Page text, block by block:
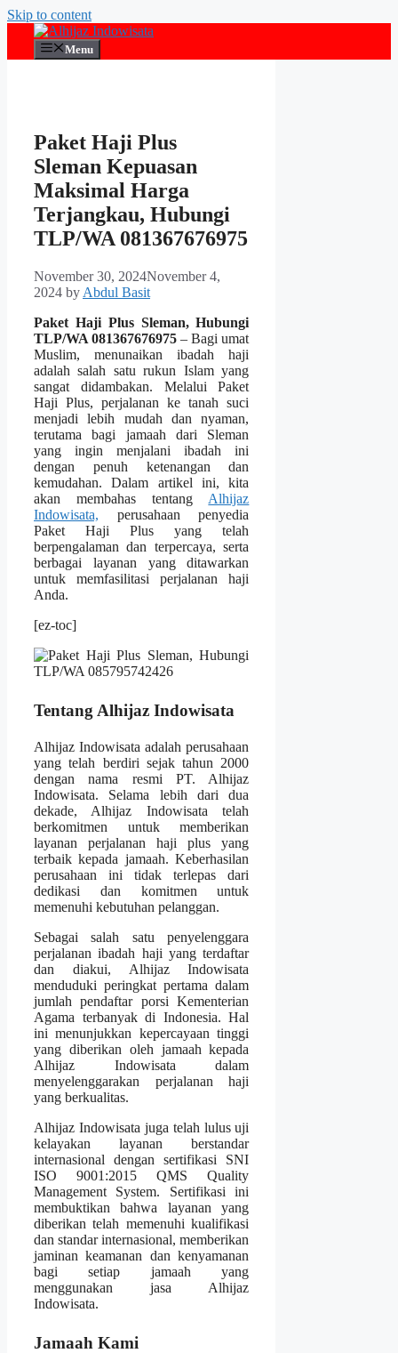
Skip to content
Menu
Paket Haji Plus
Sleman Kepuasan
Maksimal Harga
Terjangkau, Hubungi
TLP/WA 081367676975
November 30, 2024November 4,
2024 by Abdul Basit
Paket Haji Plus Sleman, Hubungi
TLP/WA 081367676975 – Bagi umat
Muslim, menunaikan ibadah haji
adalah salah satu rukun Islam yang
sangat didambakan. Melalui Paket
Haji Plus, perjalanan ke tanah suci
menjadi lebih mudah dan nyaman,
terutama bagi jamaah dari Sleman
yang ingin menjalani ibadah ini
dengan penuh ketenangan dan
kemudahan. Dalam artikel ini, kita
akan membahas tentang Alhijaz
Indowisata, perusahaan penyedia
Paket Haji Plus yang telah
berpengalaman dan terpercaya, serta
berbagai layanan yang ditawarkan
untuk memfasilitasi perjalanan haji
Anda.
[ez-toc]
Tentang Alhijaz Indowisata
Alhijaz Indowisata adalah perusahaan
yang telah berdiri sejak tahun 2000
dengan nama resmi PT. Alhijaz
Indowisata. Selama lebih dari dua
dekade, Alhijaz Indowisata telah
berkomitmen untuk memberikan
layanan perjalanan haji plus yang
terbaik kepada jamaah. Keberhasilan
perusahaan ini tidak terlepas dari
dedikasi dan komitmen untuk
memenuhi kebutuhan pelanggan.
Sebagai salah satu penyelenggara
perjalanan ibadah haji yang terdaftar
dan diakui, Alhijaz Indowisata
menduduki peringkat pertama dalam
jumlah pendaftar porsi Kementerian
Agama terbanyak di Indonesia. Hal
ini menunjukkan kepercayaan tinggi
yang diberikan oleh jamaah kepada
Alhijaz Indowisata dalam
menyelenggarakan perjalanan haji
yang berkualitas.
Alhijaz Indowisata juga telah lulus uji
kelayakan layanan berstandar
internasional dengan sertifikasi SNI
ISO 9001:2015 QMS Quality
Management System. Sertifikasi ini
membuktikan bahwa layanan yang
diberikan telah memenuhi kualifikasi
dan standar internasional, memberikan
jaminan keamanan dan kenyamanan
bagi setiap jamaah yang
menggunakan jasa Alhijaz
Indowisata.
Jamaah Kami